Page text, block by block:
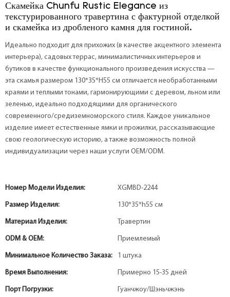
Скамейка Chunfu Rustic Elegance из
текстурированного травертина с фактурной отделкой
и скамейка из дробленого камня для гостиной.
Идеально подходит для прихожих (в качестве акцентного элемента
интерьера), садовых террас, минималистичных интерьеров и
бутиков в качестве функционального произведения искусства —
эта скамья размером 130*35*H55 см отличается необработанными
краями и теплыми тонами, гармонирующими с деревом, льном или
зеленью, идеально подходящими для органического
современного/средиземноморского стиля. Каждое уникальное
изделие имеет естественные ямки и прожилки, рассказывающие
свою геологическую историю, а также возможность полной
индивидуализации через наши услуги OEM/ODM.
Номер Модели Изделия: XGMBD-2244
Размер Изделия: 130*35*h55 см
Материал Изделия: Травертин
ODM & OEM: Приемлемый
Минимальное Количество Заказа: 1 штука
Время Выполнения: Примерно 15-35 дней
Порт Погрузки: Гуанчжоу/Шэньчжэнь